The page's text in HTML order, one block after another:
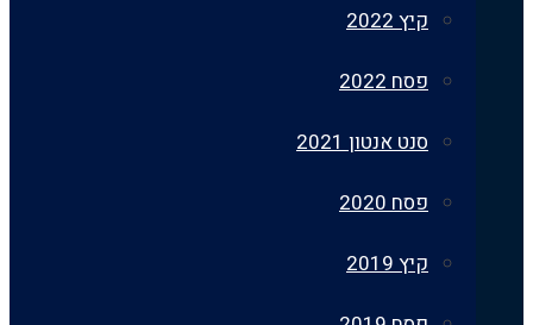
סנט אנטון 2021